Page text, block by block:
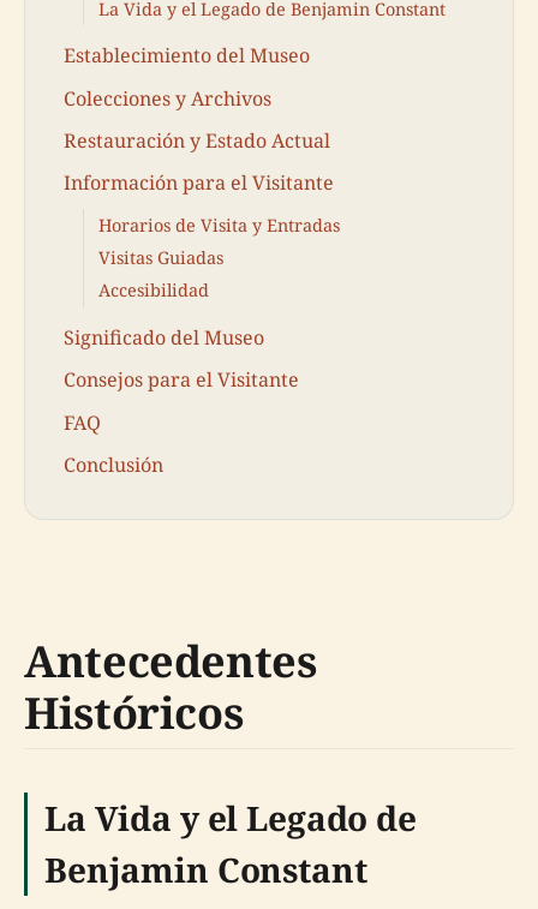
La Vida y el Legado de Benjamin Constant
Establecimiento del Museo
Colecciones y Archivos
Restauración y Estado Actual
Información para el Visitante
Horarios de Visita y Entradas
Visitas Guiadas
Accesibilidad
Significado del Museo
Consejos para el Visitante
FAQ
Conclusión
Antecedentes
Históricos
La Vida y el Legado de
Benjamin Constant